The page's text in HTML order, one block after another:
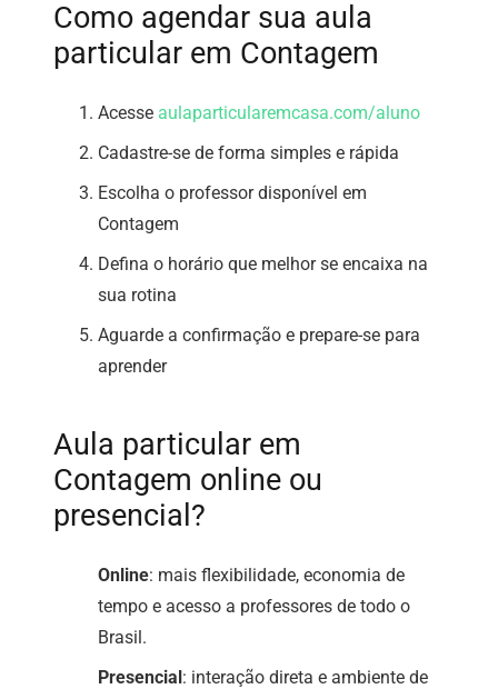
Como agendar sua aula
particular em Contagem
Acesse aulaparticularemcasa.com/aluno
Cadastre-se de forma simples e rápida
Escolha o professor disponível em
Contagem
Defina o horário que melhor se encaixa na
sua rotina
Aguarde a confirmação e prepare-se para
aprender
Aula particular em
Contagem online ou
presencial?
Online: mais flexibilidade, economia de
tempo e acesso a professores de todo o
Brasil.
Presencial: interação direta e ambiente de